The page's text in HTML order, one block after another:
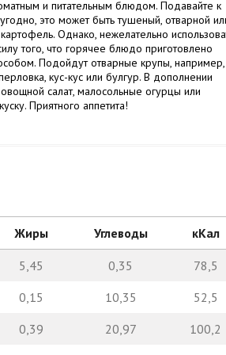
и питательным блюдом. Подавайте к
это может быть тушеный, отварной
Однако, нежелательно
того, что горячее блюдо приготовлено
Подойдут отварные крупы, например,
кус-кус или булгур. В дополнении
овощной салат, малосольные огурцы или
Приятного аппетита!
Жиры Углеводы кКал
5,45 0,35
78,5
0,15 10,35
52,5
0,39 20,97
100,2